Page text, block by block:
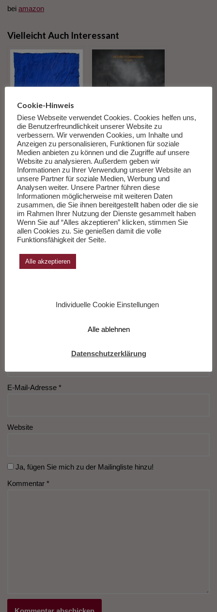
bei amazon
Vielleicht Auch Interessant
Das neue Album von
Fabrizio Paterlini
„Secret Book“
Neues Album: Mike
Oldfield kehrt mit
„Return to
Ommadawn“ zu
seinen Anfängen
zurück
Musik: Neues Album
von Neneh Cherry
Ja, Panik „Libertatia“.
Neues Album und
Deine E-Mail-Adresse wird nicht veröffentlicht. Erforderliche
E-Mail-Adresse *
Website
Ja, fügen Sie mich zu der Mailingliste hinzu!
Kommentar *
Cookie-Hinweis
Diese Webseite verwendet Cookies. Cookies helfen uns,
die Benutzerfreundlichkeit unserer Website zu
verbessern. Wir verwenden Cookies, um Inhalte und
Anzeigen zu personalisieren, Funktionen für soziale
Medien anbieten zu können und die Zugriffe auf unsere
Website zu analysieren. Außerdem geben wir
Informationen zu Ihrer Verwendung unserer Website an
unsere Partner für soziale Medien, Werbung und
Analysen weiter. Unsere Partner führen diese
Informationen möglicherweise mit weiteren Daten
zusammen, die Sie ihnen bereitgestellt haben oder die sie
im Rahmen Ihrer Nutzung der Dienste gesammelt haben
Wenn Sie auf “Alles akzeptieren” klicken, stimmen Sie
allen Cookies zu. Sie genießen damit die volle
Funktionsfähigkeit der Seite.
Alle akzeptieren
Individuelle Cookie Einstellungen
Alle ablehnen
Datenschutzerklärung